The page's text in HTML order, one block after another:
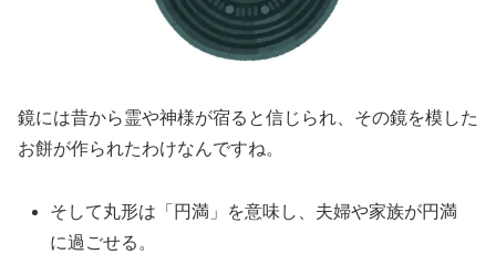
鏡には昔から霊や神様が宿ると信じられ、その鏡を模した
お餅が作られたわけなんですね。
そして丸形は「円満」を意味し、夫婦や家族が円満
に過ごせる。